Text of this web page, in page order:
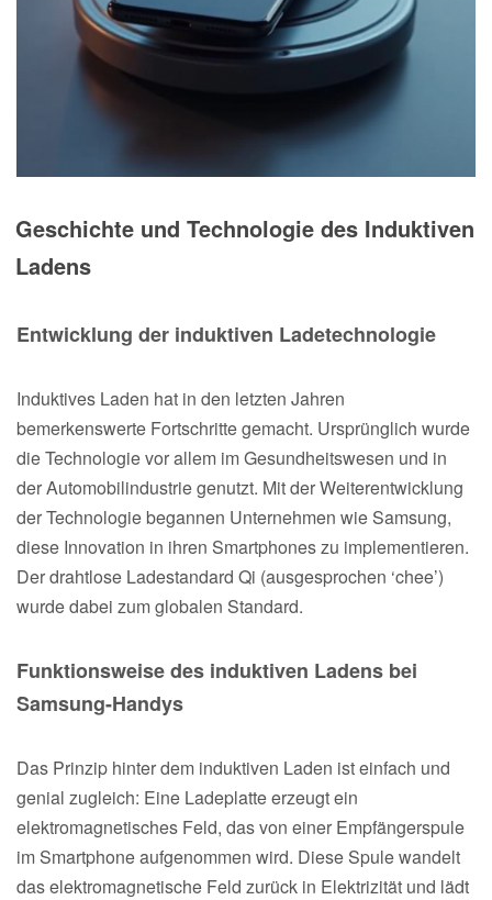
Geschichte und Technologie des Induktiven
Ladens
Entwicklung der induktiven Ladetechnologie
Induktives Laden hat in den letzten Jahren
bemerkenswerte Fortschritte gemacht. Ursprünglich wurde
die Technologie vor allem im Gesundheitswesen und in
der Automobilindustrie genutzt. Mit der Weiterentwicklung
der Technologie begannen Unternehmen wie Samsung,
diese Innovation in ihren Smartphones zu implementieren.
Der drahtlose Ladestandard Qi (ausgesprochen ‘chee’)
wurde dabei zum globalen Standard.
Funktionsweise des induktiven Ladens bei
Samsung-Handys
Das Prinzip hinter dem induktiven Laden ist einfach und
genial zugleich: Eine Ladeplatte erzeugt ein
elektromagnetisches Feld, das von einer Empfängerspule
im Smartphone aufgenommen wird. Diese Spule wandelt
das elektromagnetische Feld zurück in Elektrizität und lädt